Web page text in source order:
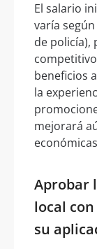
El salario
varía
de policía),
beneficios
la
mejorará
Aprobar
local
su